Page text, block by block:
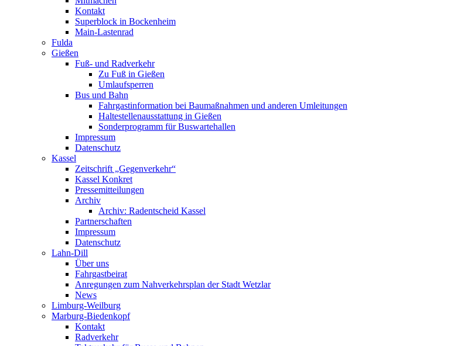
Kontakt
Superblock in Bockenheim
Main-Lastenrad
Fulda
Gießen
Fuß- und Radverkehr
Zu Fuß in Gießen
Umlaufsperren
Bus und Bahn
Fahrgastinformation bei Baumaßnahmen und anderen Umleitungen
Haltestellenausstattung in Gießen
Sonderprogramm für Buswartehallen
Impressum
Datenschutz
Kassel
Zeitschrift „Gegenverkehr“
Kassel Konkret
Pressemitteilungen
Archiv
Archiv: Radentscheid Kassel
Partnerschaften
Impressum
Datenschutz
Lahn-Dill
Über uns
Fahrgastbeirat
Anregungen zum Nahverkehrsplan der Stadt Wetzlar
News
Limburg-Weilburg
Marburg-Biedenkopf
Kontakt
Radverkehr